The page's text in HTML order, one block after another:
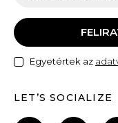
Egyetértek az
LET’S SOCIALIZE